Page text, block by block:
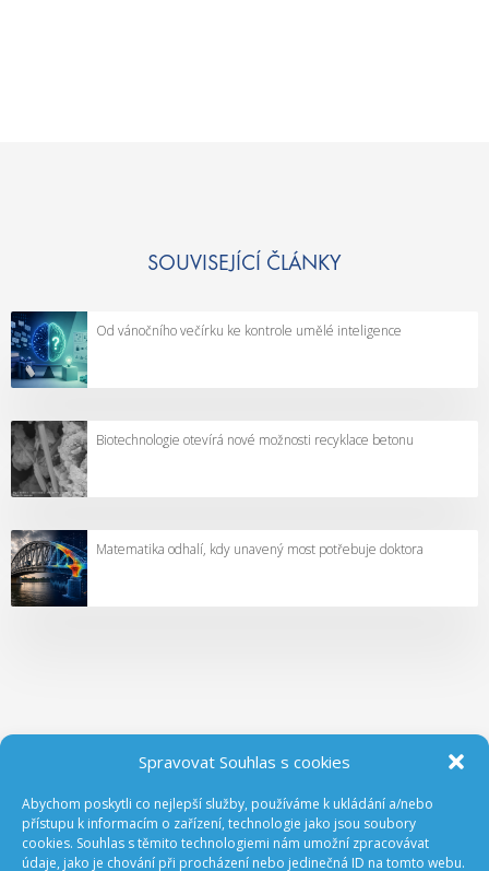
Spravovat Souhlas s cookies
Abychom poskytli co nejlepší služby, používáme k ukládání a/nebo
přístupu k informacím o zařízení, technologie jako jsou soubory
cookies. Souhlas s těmito technologiemi nám umožní zpracovávat
údaje, jako je chování při procházení nebo jedinečná ID na tomto webu.
SOUVISEJÍCÍ ČLÁNKY
Od vánočního večírku ke kontrole umělé inteligence
Biotechnologie otevírá nové možnosti recyklace betonu
Matematika odhalí, kdy unavený most potřebuje doktora
ODEBÍREJTE NOVINKY Z GA ČR